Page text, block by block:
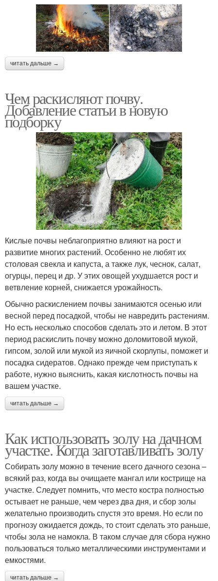
читать дальше →
Чем раскисляют почву.
Добавление статьи в новую
подборку
Кислые почвы неблагоприятно влияют на рост и
развитие многих растений. Особенно не любят их
столовая свекла и капуста, а также лук, чеснок, салат,
огурцы, перец и др. У этих овощей ухудшается рост и
ветвление корней, снижается урожайность.
Обычно раскислением почвы занимаются осенью или
весной перед посадкой, чтобы не навредить растениям.
Но есть несколько способов сделать это и летом. В этот
период раскислить почву можно доломитовой мукой,
гипсом, золой или мукой из яичной скорлупы, поможет и
посадка сидератов. Однако прежде чем приступать к
работе, нужно выяснить, какая кислотность почвы на
вашем участке.
читать дальше →
Как использовать золу на дачном
участке. Когда заготавливать золу
Собирать золу можно в течение всего дачного сезона –
всякий раз, когда вы очищаете мангал или кострище на
участке. Следует помнить, что место костра полностью
остывает не раньше, чем через два дня, и сбор золы
желательно производить спустя это время. Но если по
прогнозу ожидается дождь, то стоит сделать это раньше,
чтобы зола не намокла. В таком случае для сбора нужно
пользоваться только металлическими инструментами и
емкостями.
читать дальше →